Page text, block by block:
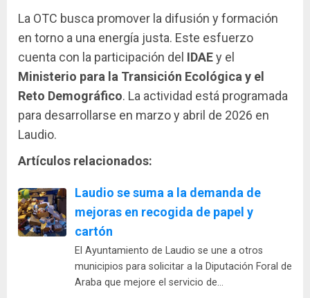
La OTC busca promover la difusión y formación
en torno a una energía justa. Este esfuerzo
cuenta con la participación del IDAEy el
Ministerio para la Transición Ecológica y el
Reto Demográfico. La actividad está programada
para desarrollarse en marzo y abril de 2026 en
Laudio.
Artículos relacionados:
Laudio se suma a la demanda de
mejoras en recogida de papel y
cartón
El Ayuntamiento de Laudio se une a otros
municipios para solicitar a la Diputación Foral de
Araba que mejore el servicio de…